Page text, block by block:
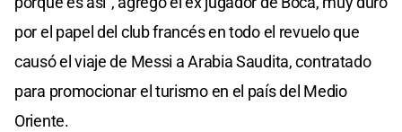
por el papel del club francés en todo el revuelo que
causó el viaje de Messi a Arabia Saudita, contratado
para promocionar el turismo en el país del Medio
Oriente.